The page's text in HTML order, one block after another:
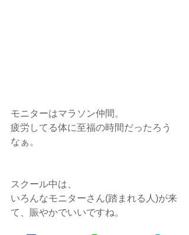
モニターはマラソン仲間。
疲労してる体に至福の時間だったろう
なぁ。
スクール中は、
いろんなモニターさん(踏まれる人)が来
て、賑やかでいいですね。